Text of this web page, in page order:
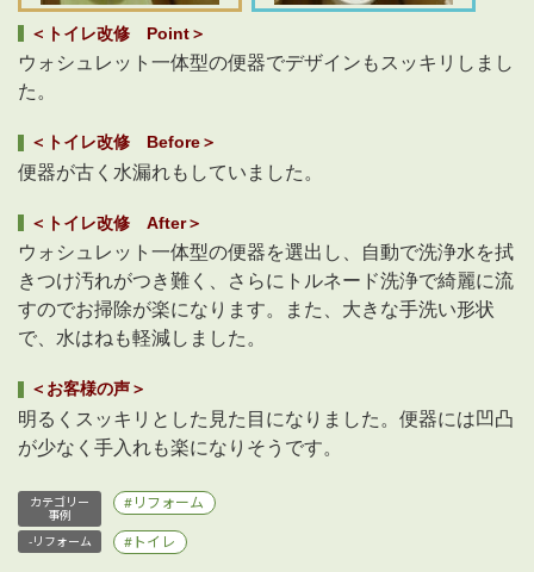
＜トイレ改修 Point＞
ウォシュレット一体型の便器でデザインもスッキリしまし
た。
＜トイレ改修 Before＞
便器が古く水漏れもしていました。
＜トイレ改修 After＞
ウォシュレット一体型の便器を選出し、自動で洗浄水を拭
きつけ汚れがつき難く、さらにトルネード洗浄で綺麗に流
すのでお掃除が楽になります。また、大きな手洗い形状
で、水はねも軽減しました。
＜お客様の声＞
明るくスッキリとした見た目になりました。便器には凹凸
が少なく手入れも楽になりそうです。
カテゴリー
事例
リフォーム
-リフォーム トイレ